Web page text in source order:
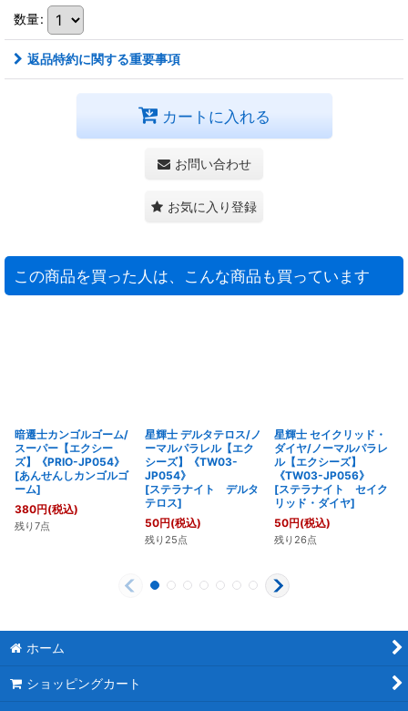
数量:
返品特約に関する重要事項
カートに入れる
お問い合わせ
お気に入り登録
この商品を買った人は、こんな商品も買っています
暗遷士カンゴルゴーム/
スーパー【エクシー
ズ】《PRIO-JP054》
[あんせんしカンゴルゴ
ーム]
380円(税込)
残り7点
星輝士 デルタテロス/ノ
ーマルパラレル【エク
シーズ】《TW03-
JP054》
[ステラナイト デルタ
テロス]
50円(税込)
残り25点
星輝士 セイクリッド・
ダイヤ/ノーマルパラレ
ル【エクシーズ】
《TW03-JP056》
[ステラナイト セイク
リッド・ダイヤ]
50円(税込)
残り26点
ホーム
ショッピングカート